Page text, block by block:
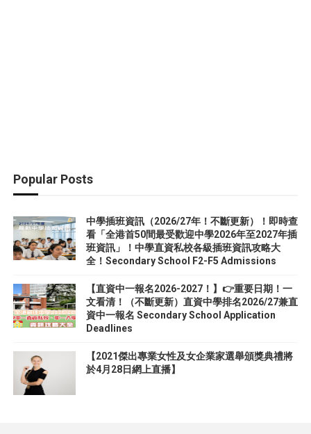
Popular Posts
中學插班資訊（2026/27年！不斷更新）！即時查
看「全港首50間最受歡迎中學2026年至2027年插
班資訊」！中學直資私校各級插班資訊攻略大
全！Secondary School F2-F5 Admissions
【直資中一報名2026-2027！】👉重要日期！一
文看清！（不斷更新）直資中學排名2026/27兼直
資中一報名 Secondary School Application
Deadlines
【2021傑出專業女性及女企業家選舉頒獎典禮將
於4月28日網上直播】